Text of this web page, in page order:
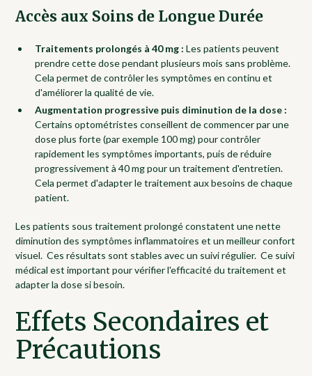
Accès aux Soins de Longue Durée
Traitements prolongés à 40 mg : Les patients peuvent
prendre cette dose pendant plusieurs mois sans problème.
Cela permet de contrôler les symptômes en continu et
d'améliorer la qualité de vie.
Augmentation progressive puis diminution de la dose :
Certains optométristes conseillent de commencer par une
dose plus forte (par exemple 100 mg) pour contrôler
rapidement les symptômes importants, puis de réduire
progressivement à 40 mg pour un traitement d'entretien.
Cela permet d'adapter le traitement aux besoins de chaque
patient.
Les patients sous traitement prolongé constatent une nette
diminution des symptômes inflammatoires et un meilleur confort
visuel. Ces résultats sont stables avec un suivi régulier. Ce suivi
médical est important pour vérifier l'efficacité du traitement et
adapter la dose si besoin.
Effets Secondaires et
Précautions